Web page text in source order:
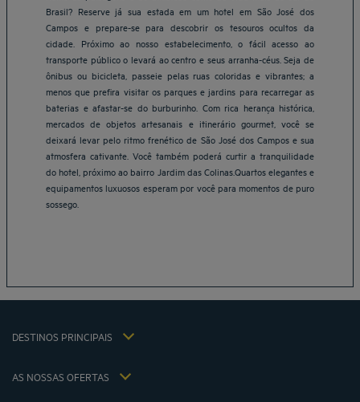
Brasil? Reserve já sua estada em um hotel em São José dos
Campos e prepare-se para descobrir os tesouros ocultos da
cidade. Próximo ao nosso estabelecimento, o fácil acesso ao
transporte público o levará ao centro e seus arranha-céus. Seja de
ônibus ou bicicleta, passeie pelas ruas coloridas e vibrantes; a
menos que prefira visitar os parques e jardins para recarregar as
baterias e afastar-se do burburinho. Com rica herança histórica,
mercados de objetos artesanais e itinerário gourmet, você se
deixará levar pelo ritmo frenético de São José dos Campos e sua
atmosfera cativante. Você também poderá curtir a tranquilidade
do hotel, próximo ao bairro Jardim das Colinas.Quartos elegantes e
equipamentos luxuosos esperam por você para momentos de puro
sossego.
DESTINOS PRINCIPAIS
Belo Horizonte Hotéis
Brasília Hotéis
Braga Hotéis
Vitoria Hotéis
Hôtels Bangkok
Hôtels Saint-Malo
AS NOSSAS OFERTAS
Oferta de fuga com pequeno-almoço incluído
Avisos legais
Política de Dados Pessoais
Termos e Condições Gerais de Uso do Flavours Instant Benefit